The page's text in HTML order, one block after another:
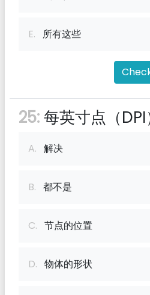
E. 所有这些
25:每英寸点（
A. 解决
B. 都不是
C. 节点的位置
D. 物体的形状